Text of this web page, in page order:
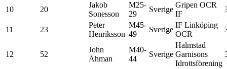
10 20
Jakob
Sonesson
M25-
29
Sverige
Gripen OCR
IF
11 23
Peter
Henriksson
M45-
49
Sverige
IF Linköping
OCR
12 52
John
Åhman
M40-
44
Sverige
Halmstad
Garnisons
Idrottsförening